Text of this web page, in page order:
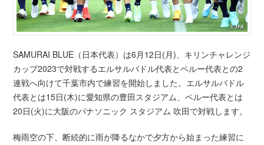
SAMURAI BLUE（日本代表）は6月12日(月)、キリンチャレンジ
カップ2023で対戦するエルサルバドル代表とペルー代表との2
連戦へ向けて千葉市内で練習を開始しました。エルサルバドル
代表とは15日(木)に愛知県の豊田スタジアム、ペルー代表とは
20日(火)に大阪のパナソニック スタジアム 吹田で対戦します。
梅雨空の下、断続的に雨が降るなかで夕方から始まった練習に